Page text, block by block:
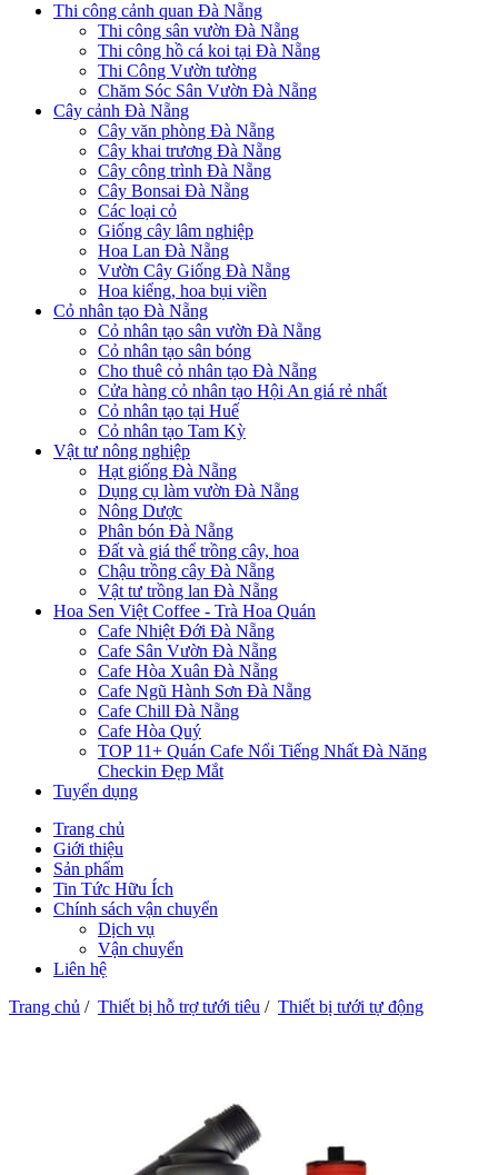
Thi công cảnh quan Đà Nẵng
Thi công sân vườn Đà Nẵng
Thi công hồ cá koi tại Đà Nẵng
Thi Công Vườn tường
Chăm Sóc Sân Vườn Đà Nẵng
Cây cảnh Đà Nẵng
Cây văn phòng Đà Nẵng
Cây khai trương Đà Nẵng
Cây công trình Đà Nẵng
Cây Bonsai Đà Nẵng
Các loại cỏ
Giống cây lâm nghiệp
Hoa Lan Đà Nẵng
Vườn Cây Giống Đà Nẵng
Hoa kiểng, hoa bụi viền
Cỏ nhân tạo Đà Nẵng
Cỏ nhân tạo sân vườn Đà Nẵng
Cỏ nhân tạo sân bóng
Cho thuê cỏ nhân tạo Đà Nẵng
Cửa hàng cỏ nhân tạo Hội An giá rẻ nhất
Cỏ nhân tạo tại Huế
Cỏ nhân tạo Tam Kỳ
Vật tư nông nghiệp
Hạt giống Đà Nẵng
Dụng cụ làm vườn Đà Nẵng
Nông Dược
Phân bón Đà Nẵng
Đất và giá thể trồng cây, hoa
Chậu trồng cây Đà Nẵng
Vật tư trồng lan Đà Nẵng
Hoa Sen Việt Coffee - Trà Hoa Quán
Cafe Nhiệt Đới Đà Nẵng
Cafe Sân Vườn Đà Nẵng
Cafe Hòa Xuân Đà Nẵng
Cafe Ngũ Hành Sơn Đà Nẵng
Cafe Chill Đà Nẵng
Cafe Hòa Quý
TOP 11+ Quán Cafe Nổi Tiếng Nhất Đà Năng
Checkin Đẹp Mắt
Tuyển dụng
Trang chủ
Giới thiệu
Sản phẩm
Tin Tức Hữu Ích
Chính sách vận chuyển
Dịch vụ
Vận chuyển
Liên hệ
Trang chủ / Thiết bị hỗ trợ tưới tiêu / Thiết bị tưới tự động